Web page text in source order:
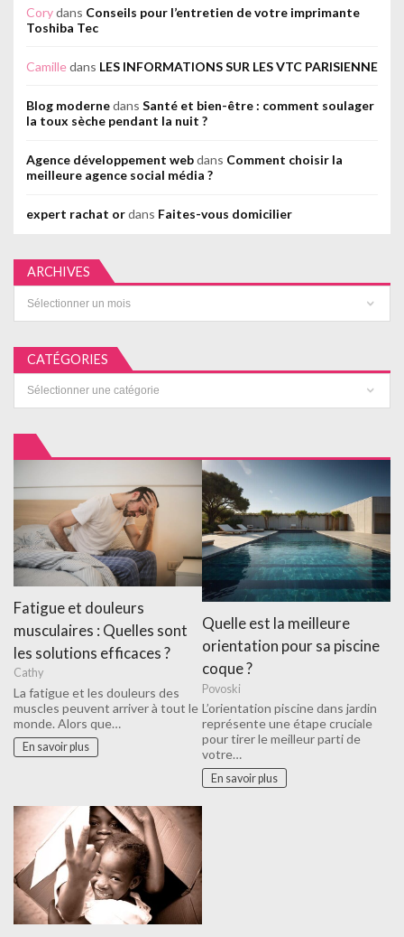
Corydans Conseils pour l’entretien de votre imprimante
Toshiba Tec
Camilledans LES INFORMATIONS SUR LES VTC PARISIENNE
Blog modernedans Santé et bien-être : comment soulager
la toux sèche pendant la nuit ?
Agence développement webdans Comment choisir la
meilleure agence social média ?
expert rachat ordans Faites-vous domicilier
ARCHIVES
CATÉGORIES
Fatigue et douleurs
musculaires : Quelles sont
les solutions efficaces ?
Cathy
La fatigue et les douleurs des
muscles peuvent arriver à tout le
monde. Alors que…
En savoir plus
Quelle est la meilleure
orientation pour sa piscine
coque ?
Povoski
L’orientation piscine dans jardin​
représente une étape cruciale
pour tirer le meilleur parti de
votre…
En savoir plus